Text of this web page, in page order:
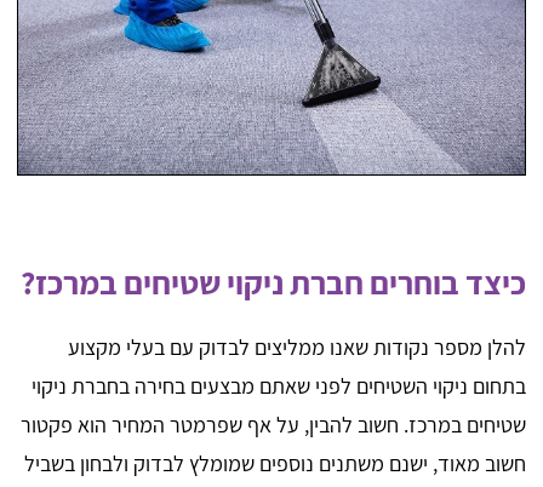
כיצד בוחרים חברת ניקוי שטיחים במרכז?
להלן מספר נקודות שאנו ממליצים לבדוק עם בעלי מקצוע
בתחום ניקוי השטיחים לפני שאתם מבצעים בחירה בחברת ניקוי
שטיחים במרכז. חשוב להבין, על אף שפרמטר המחיר הוא פקטור
חשוב מאוד, ישנם משתנים נוספים שמומלץ לבדוק ולבחון בשביל